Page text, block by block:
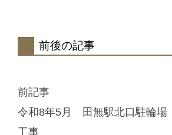
前後の記事
前記事
令和8年5月 田無駅北口駐輪
工事